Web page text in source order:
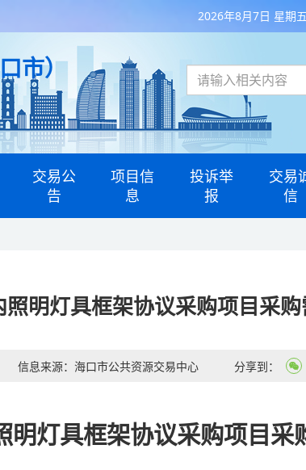
2026年8月7日 星期五
市）
交易公
告
项目信
息
投诉举
报
交易
信
明灯具框架协议采购项目采
信息来源： 海口市公共资源交易中心 分享到：
明灯具框架协议采购项目采